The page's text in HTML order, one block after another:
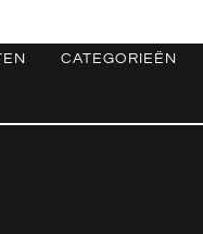
CATEGORIEËN